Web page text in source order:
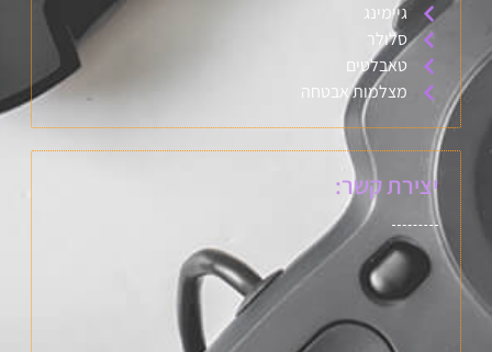
גיימינג
סלולר
טאבלטים
מצלמות אבטחה
יצירת קשר: